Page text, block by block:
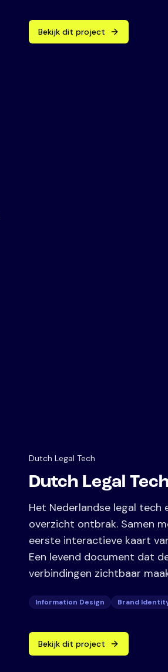
Bekijk dit project
Dutch Legal Tech
Dutch Legal
Het Nederlandse legal tech
overzicht ontbrak. Samen
eerste interactieve kaart
Een levend document dat
verbindingen zichtbaar
Information Design Brand
Bekijk dit project